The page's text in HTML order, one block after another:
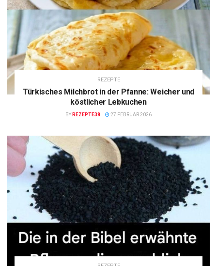
REZEPTE
Türkisches Milchbrot in der Pfanne: Weicher und
köstlicher Lebkuchen
BY REZEPTE38 27 FEBRUAR 2026